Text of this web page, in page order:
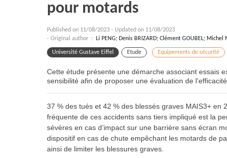
pour motards
Published on 11/08/2023 - Updated on 11/08/2023
- Original author : Li PENG; Denis BRIZARD; Clément GOUBEL; Michel
Université Gustave Eiffel Etude Equipements de sécurité
Cette étude présente une démarche associant essais
sensibilité afin de proposer une évaluation de
37 % des tués et 42 % des blessés graves MAIS3+ en
fréquente de ces accidents sans tiers impliqué est la
sévères en cas d’impact sur une barrière sans écran
dispositif en cas de chute empêchant les motards de
ainsi de limiter les blessures graves.